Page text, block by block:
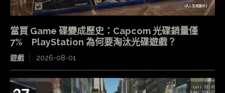
當買 Game 碟變成歷史：Capcom 光碟銷量僅
7% PlayStation 為何要淘汰光碟遊戲？
遊戲 2026-08-01